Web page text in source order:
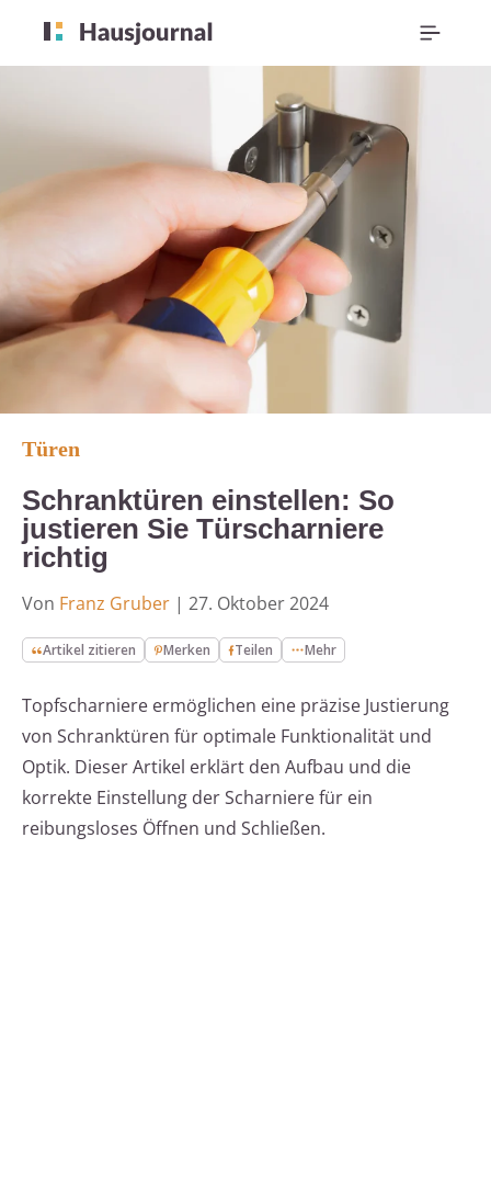
Türen
Schranktüren einstellen: So
justieren Sie Türscharniere
richtig
Von Franz Gruber | 27. Oktober 2024
Artikel zitieren Merken Teilen Mehr
Topfscharniere ermöglichen eine präzise Justierung
von Schranktüren für optimale Funktionalität und
Optik. Dieser Artikel erklärt den Aufbau und die
korrekte Einstellung der Scharniere für ein
reibungsloses Öffnen und Schließen.